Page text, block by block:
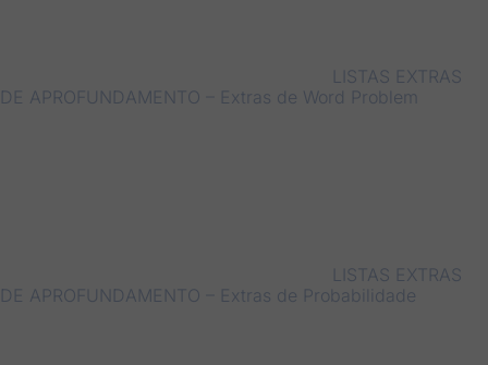
LISTAS EXTRAS
DE APROFUNDAMENTO – Extras de Word Problem
LISTAS EXTRAS
DE APROFUNDAMENTO – Extras de Probabilidade